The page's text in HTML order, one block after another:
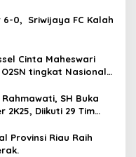
0, Sriwijaya FC Kalah
Cinta Maheswari
tingkat Nasional
SH Buka
2K25, Diikuti 29 Tim
Provinsi Riau Raih